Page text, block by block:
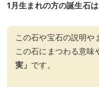
1月生まれの方の誕生石
この石や宝石の説明や
この石にまつわる意味
実」 です。